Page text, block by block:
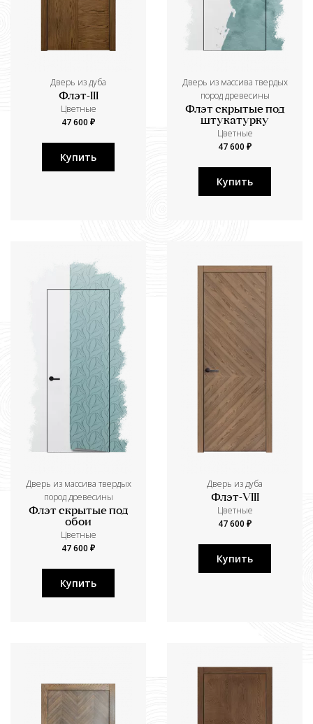
Дверь из дуба
Флэт-III
Цветные
47 600 ₽
Купить
Дверь из массива твердых
пород древесины
Флэт скрытые под
штукатурку
Цветные
47 600 ₽
Купить
Дверь из массива твердых
пород древесины
Флэт скрытые под
обои
Цветные
47 600 ₽
Купить
Дверь из дуба
Флэт-VIII
Цветные
47 600 ₽
Купить